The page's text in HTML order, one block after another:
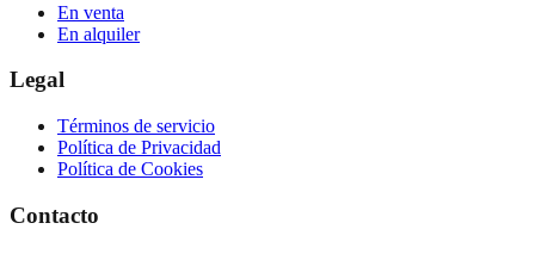
En venta
En alquiler
Legal
Términos de servicio
Política de Privacidad
Política de Cookies
Contacto